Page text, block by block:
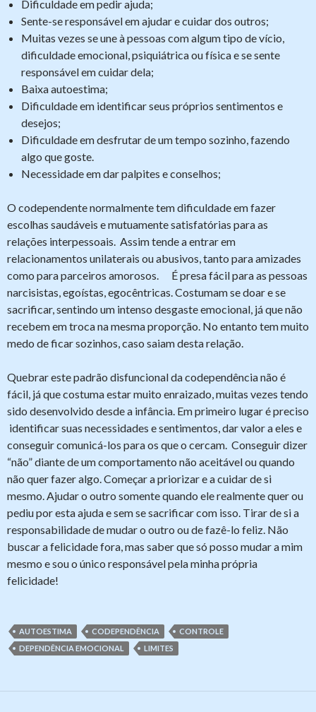
Dificuldade em pedir ajuda;
Sente-se responsável em ajudar e cuidar dos outros;
Muitas vezes se une à pessoas com algum tipo de vício,
dificuldade emocional, psiquiátrica ou física e se sente
responsável em cuidar dela;
Baixa autoestima;
Dificuldade em identificar seus próprios sentimentos e
desejos;
Dificuldade em desfrutar de um tempo sozinho, fazendo
algo que goste.
Necessidade em dar palpites e conselhos;
O codependente normalmente tem dificuldade em fazer
escolhas saudáveis e mutuamente satisfatórias para as
relações interpessoais. Assim tende a entrar em
relacionamentos unilaterais ou abusivos, tanto para amizades
como para parceiros amorosos. É presa fácil para as pessoas
narcisistas, egoístas, egocêntricas. Costumam se doar e se
sacrificar, sentindo um intenso desgaste emocional, já que não
recebem em troca na mesma proporção. No entanto tem muito
medo de ficar sozinhos, caso saiam desta relação.
Quebrar este padrão disfuncional da codependência não é
fácil, já que costuma estar muito enraizado, muitas vezes tendo
sido desenvolvido desde a infância. Em primeiro lugar é preciso
identificar suas necessidades e sentimentos, dar valor a eles e
conseguir comunicá-los para os que o cercam. Conseguir dizer
“não” diante de um comportamento não aceitável ou quando
não quer fazer algo. Começar a priorizar e a cuidar de si
mesmo. Ajudar o outro somente quando ele realmente quer ou
pediu por esta ajuda e sem se sacrificar com isso. Tirar de si a
responsabilidade de mudar o outro ou de fazê-lo feliz. Não
buscar a felicidade fora, mas saber que só posso mudar a mim
mesmo e sou o único responsável pela minha própria
felicidade!
AUTOESTIMA CODEPENDÊNCIA
CONTROLE
DEPENDÊNCIA EMOCIONAL
LIMITES